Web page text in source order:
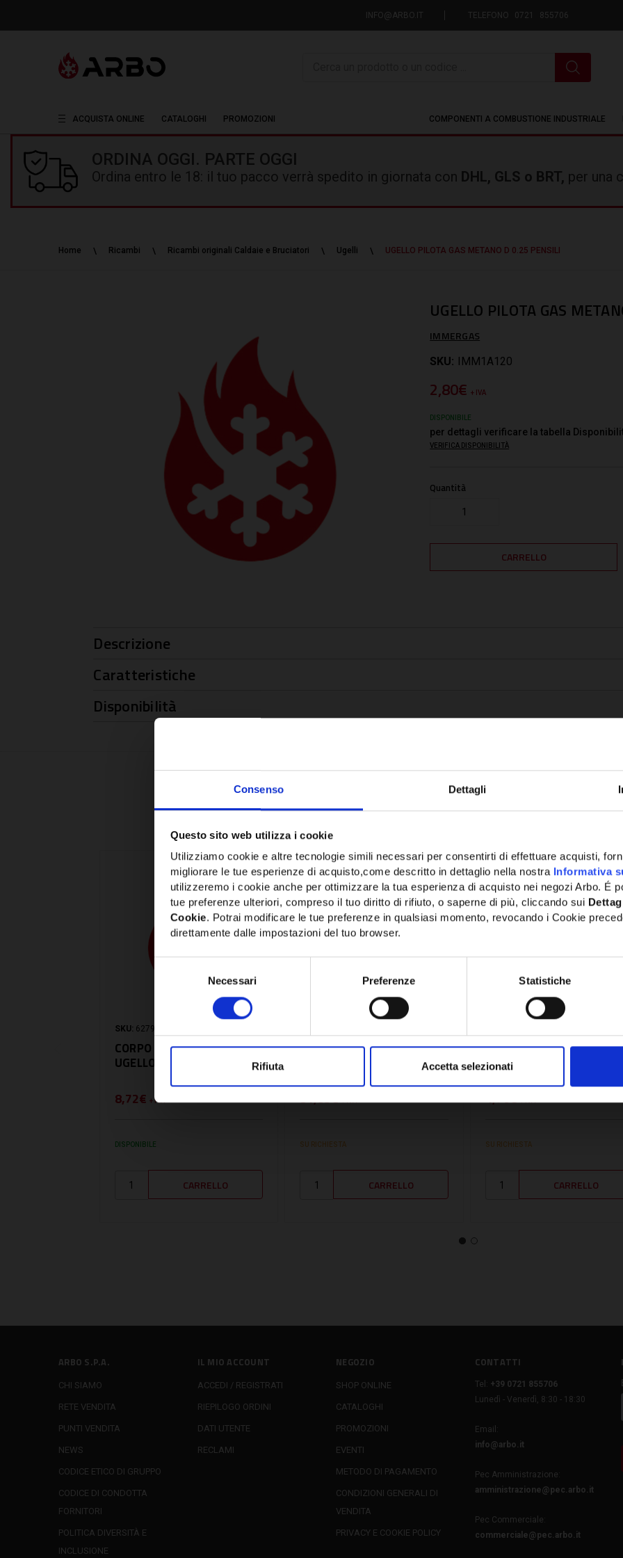
Consenso Dettagli
Questo sito web utilizza i cookie
Utilizziamo cookie e altre tecnologie simili necessari per consentirti di effettuare acquisti,
migliorare le tue esperienze di acquisto,come descritto in dettaglio nella nostra Informativa
utilizzeremo i cookie anche per ottimizzare la tua esperienza di acquisto nei negozi Arbo. É
tue preferenze ulteriori, compreso il tuo diritto di rifiuto, o saperne di più, cliccando sui
Cookie. Potrai modificare le tue preferenze in qualsiasi momento, revocando i Cookie
direttamente dalle impostazioni del tuo browser.
Necessari Preferenze Statistiche
Rifiuta Accetta selezionati
INFO@ARBO.IT TELEFONO 0721 855706
ACQUISTA ONLINE CATALOGHI PROMOZIONI COMPONENTI A COMBUSTIONE INDUSTRIALE
ORDINA OGGI. PARTE OGGI
Ordina entro le 18: il tuo pacco verrà spedito in giornata con DHL, GLS o BRT, per una
Home Ricambi Ricambi originali Caldaie e Bruciatori Ugelli UGELLO PILOTA GAS METANO D 0.25 PENSILI
UGELLO PILOTA GAS
IMMERGAS
SKU: IMM1A120
2,80€+ IVA
DISPONIBILE
per dettagli verificare la tabella
VERIFICA DISPONIBILITÀ
Quantità
Descrizione
Caratteristiche
Disponibilità
SKU: 6279100
CORPO PILOTA CON
UGELLO 0.25 - 6279100
8,72€ + IVA
DISPONIBILE
UGELLO PILOTA METANO
31,85€+ IVA
SU RICHIESTA
UGELLO METANO PER
GENERATORE PENSILE
4,76€+ IVA
SU RICHIESTA
ARBO S.P.A.
CHI SIAMO
RETE VENDITA
PUNTI VENDITA
NEWS
CODICE ETICO DI GRUPPO
CODICE DI CONDOTTA
FORNITORI
POLITICA DIVERSITÀ E
INCLUSIONE
IL MIO ACCOUNT
ACCEDI / REGISTRATI
RIEPILOGO ORDINI
DATI UTENTE
RECLAMI
NEGOZIO
SHOP ONLINE
CATALOGHI
PROMOZIONI
EVENTI
METODO DI PAGAMENTO
CONDIZIONI GENERALI DI
VENDITA
PRIVACY E COOKIE POLICY
CONTATTI
Tel:
+39 0721 855706
Lunedì - Venerdì, 8:30 - 18:30
Email:
info@arbo.it
Pec Amministrazione:
amministrazione@pec.arbo.it
Pec Commerciale:
commerciale@pec.arbo.it